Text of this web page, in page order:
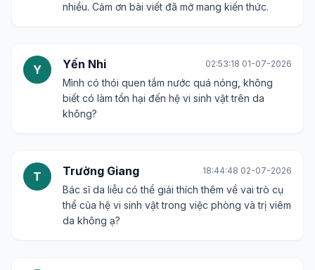
nhiều. Cảm ơn bài viết đã mở mang kiến thức.
Y Yến Nhi 02:53:18 01-07-2026
Mình có thói quen tắm nước quá nóng, không
biết có làm tổn hại đến hệ vi sinh vật trên da
không?
T Trường Giang 18:44:48 02-07-2026
Bác sĩ da liễu có thể giải thích thêm về vai trò cụ
thể của hệ vi sinh vật trong việc phòng và trị viêm
da không ạ?